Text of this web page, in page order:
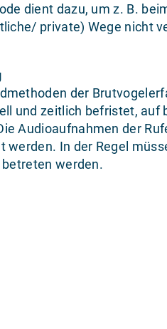
dient dazu, um z. B.
private) Wege nicht
der
und zeitlich befristet,
Audioaufnahmen der
In der Regel
werden.